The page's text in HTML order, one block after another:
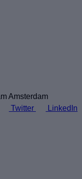
Amsterdam
Twitter LinkedIn